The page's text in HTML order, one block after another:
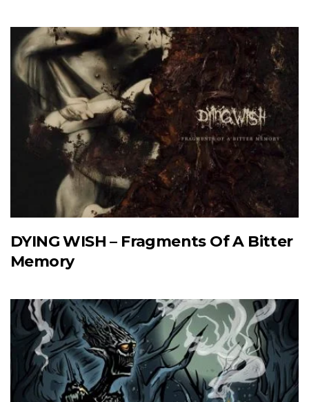
DYING WISH – Fragments Of A Bitter
Memory